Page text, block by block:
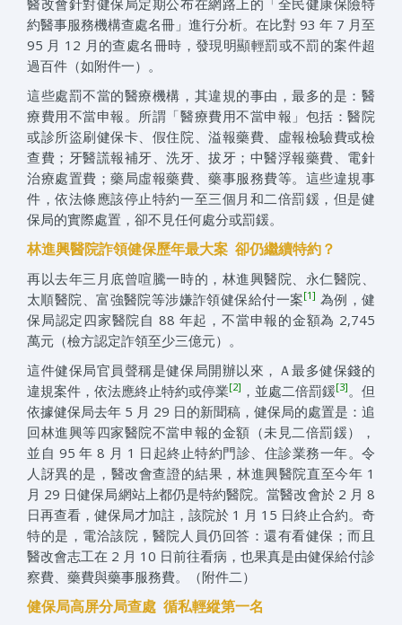
約醫事服務機構查處名冊」進行分析。在比對 93 年 7 月至
95 月 12 月的查處名冊時，發現明顯輕罰或不罰的案件超
過百件（如附件一）。
這些處罰不當的醫療機構，其違規的事由，最多的是：醫
療費用不當申報。所謂「醫療費用不當申報」包括：醫院
或診所盜刷健保卡、假住院、溢報藥費、虛報檢驗費或檢
查費；牙醫謊報補牙、洗牙、拔牙；中醫浮報藥費、電針
治療處置費；藥局虛報藥費、藥事服務費等。這些違規事
件，依法條應該停止特約一至三個月和二倍罰鍰，但是健
保局的實際處置，卻不見任何處分或罰鍰。
林進興醫院詐領健保歷年最大案 卻仍繼續特約？
再以去年三月底曾喧騰一時的，林進興醫院、永仁醫院、
太順醫院、富強醫院等涉嫌詐領健保給付一案[1] 為例，健
保局認定四家醫院自 88 年起，不當申報的金額為 2,745
萬元（檢方認定詐領至少三億元）。
這件健保局官員聲稱是健保局開辦以來，Ａ最多健保錢的
違規案件，依法應終止特約或停業[2] ，並處二倍罰鍰[3] 。但
依據健保局去年 5 月 29 日的新聞稿，健保局的處置是：追
回林進興等四家醫院不當申報的金額（未見二倍罰鍰），
並自 95 年 8 月 1 日起終止特約門診、住診業務一年。令
人訝異的是，醫改會查證的結果，林進興醫院直至今年 1
月 29 日健保局網站上都仍是特約醫院。當醫改會於 2 月 8
日再查看，健保局才加註，該院於 1 月 15 日終止合約。奇
特的是，電洽該院，醫院人員仍回答：還有看健保；而且
醫改會志工在 2 月 10 日前往看病，也果真是由健保給付診
察費、藥費與藥事服務費。（附件二）
健保局高屏分局查處 循私輕縱第一名